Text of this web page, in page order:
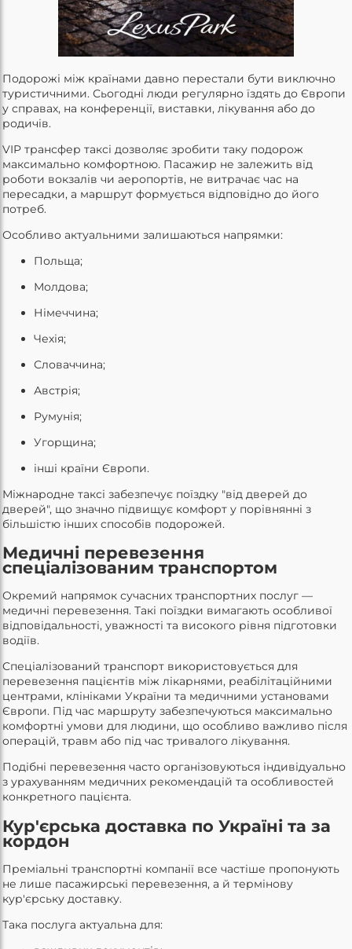
Подорожі між країнами давно перестали бути виключно
туристичними. Сьогодні люди регулярно їздять до Європи
у справах, на конференції, виставки, лікування або до
родичів.
VIP трансфер таксі дозволяє зробити таку подорож
максимально комфортною. Пасажир не залежить від
роботи вокзалів чи аеропортів, не витрачає час на
пересадки, а маршрут формується відповідно до його
потреб.
Особливо актуальними залишаються напрямки:
Польща;
Молдова;
Німеччина;
Чехія;
Словаччина;
Австрія;
Румунія;
Угорщина;
інші країни Європи.
Міжнародне таксі забезпечує поїздку "від дверей до
дверей", що значно підвищує комфорт у порівнянні з
більшістю інших способів подорожей.
Медичні перевезення
спеціалізованим транспортом
Окремий напрямок сучасних транспортних послуг —
медичні перевезення. Такі поїздки вимагають особливої
відповідальності, уважності та високого рівня підготовки
водіїв.
Спеціалізований транспорт використовується для
перевезення пацієнтів між лікарнями, реабілітаційними
центрами, клініками України та медичними установами
Європи. Під час маршруту забезпечуються максимально
комфортні умови для людини, що особливо важливо після
операцій, травм або під час тривалого лікування.
Подібні перевезення часто організовуються індивідуально
з урахуванням медичних рекомендацій та особливостей
конкретного пацієнта.
Кур'єрська доставка по Україні та за
кордон
Преміальні транспортні компанії все частіше пропонують
не лише пасажирські перевезення, а й термінову
кур'єрську доставку.
Така послуга актуальна для: